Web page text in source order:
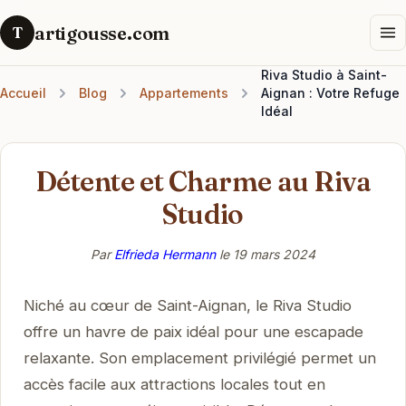
T artigousse.com
Accueil Blog Appartements
Riva Studio à Saint-
Aignan : Votre Refuge
Idéal
Détente et Charme au Riva
Studio
ParElfrieda Hermannle 19 mars 2024
Niché au cœur de Saint-Aignan, le Riva Studio
offre un havre de paix idéal pour une escapade
relaxante. Son emplacement privilégié permet un
accès facile aux attractions locales tout en